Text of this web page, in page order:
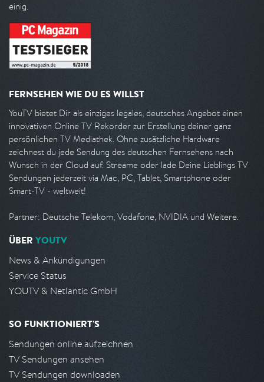
einig.
FERNSEHEN WIE DU ES WILLST
YouTV bietet Dir als einziges legales, deutsches Angebot einen
innovativen Online TV Rekorder zur Erstellung deiner ganz
persönlichen TV Mediathek. Ohne zusätzliche Hardware
zeichnest du jede Sendung des deutschen Fernsehens nach
Wunsch in der Cloud auf. Streame oder lade Deine Lieblings TV
Sendungen jederzeit via Mac, PC, Tablet, Smartphone oder
Smart-TV - weltweit!
Partner: Deutsche Telekom, Vodafone, NVIDIA und Weitere.
ÜBER YOUTV
News & Ankündigungen
Service Status
YOUTV & Netlantic GmbH
SO FUNKTIONIERT'S
Sendungen online aufzeichnen
TV Sendungen ansehen
TV Sendungen downloaden